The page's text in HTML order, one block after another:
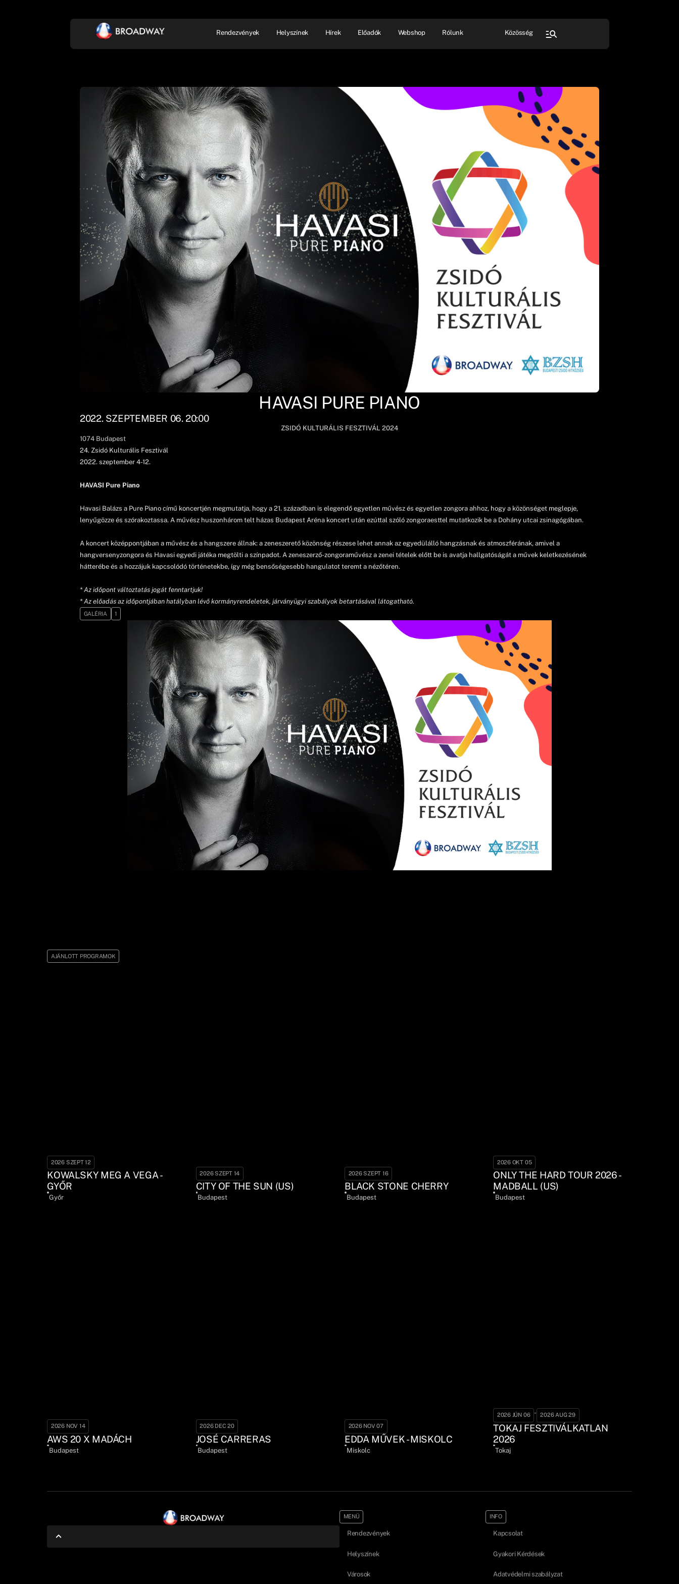
Rendezvények Helyszínek Hírek Előadók Webshop Rólunk Közösség
Összes rendezvény
HAVASI PURE PIANO
2022. SZEPTEMBER 06. 20:00
ZSIDÓ KULTURÁLIS FESZTIVÁL 2024
1074 Budapest
24. Zsidó Kulturális Fesztivál
2022. szeptember 4-12.
HAVASI Pure Piano
Havasi Balázs a Pure Piano című koncertjén megmutatja, hogy a 21. században is elegendő egyetlen művész és egyetlen zongora ahhoz, hogy a közönséget meglepje,
lenyűgözze és szórakoztassa. A művész huszonhárom telt házas Budapest Aréna koncert után ezúttal szóló zongoraesttel mutatkozik be a Dohány utcai zsinagógában.
A koncert középpontjában a művész és a hangszere állnak: a zeneszerető közönség részese lehet annak az egyedülálló hangzásnak és atmoszférának, amivel a
hangversenyzongora és Havasi egyedi játéka megtölti a színpadot. A zeneszerző-zongoraművész a zenei tételek előtt be is avatja hallgatóságát a művek keletkezésének
hátterébe és a hozzájuk kapcsolódó történetekbe, így még bensőségesebb hangulatot teremt a nézőtéren.
* Az időpont változtatás jogát fenntartjuk!
* Az előadás az időpontjában hatályban lévő kormányrendeletek, járványügyi szabályok betartásával látogatható.
GALÉRIA 1
AJÁNLOTT PROGRAMOK
2026 SZEPT 12
KOWALSKY MEG A VEGA -
GYŐR
Győr
2026 SZEPT 14
CITY OF THE SUN (US)
Budapest
2026 SZEPT 16
BLACK STONE CHERRY
Budapest
2026 OKT 05
ONLY THE HARD TOUR 2026 -
MADBALL (US)
Budapest
2026 NOV 14
AWS 20 X MADÁCH
Budapest
2026 DEC 20
JOSÉ CARRERAS
Budapest
2026 NOV 07
EDDA MŰVEK - MISKOLC
Miskolc
2026 JÚN 06 - 2026 AUG 29
TOKAJ FESZTIVÁLKATLAN
2026
Tokaj
MENÜ
Rendezvények
Helyszínek
Városok
INFO
Kapcsolat
Gyakori Kérdések
Adatvédelmi szabályzat